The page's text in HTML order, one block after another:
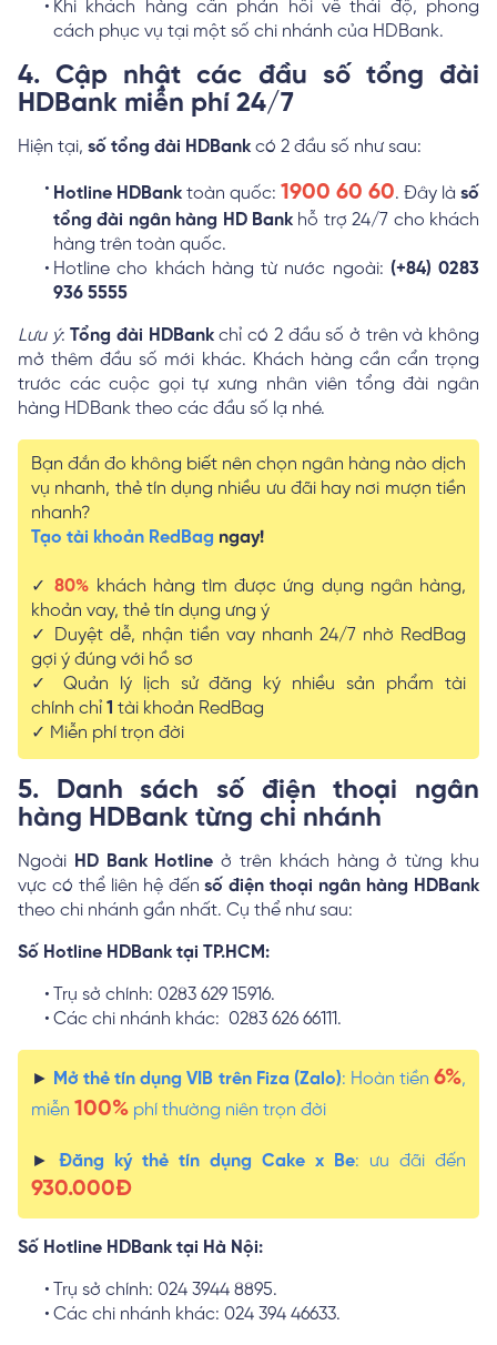
Khi khách hàng cần phản hồi về thái độ, phong
cách phục vụ tại một số chi nhánh của HDBank.
4. Cập nhật các đầu số tổng đài
HDBank miễn phí 24/7
Hiện tại, số tổng đài HDBank có 2 đầu số như sau:
Hotline HDBank toàn quốc: 1900 60 60. Đây là số
tổng đài ngân hàng HD Bank hỗ trợ 24/7 cho khách
hàng trên toàn quốc.
Hotline cho khách hàng từ nước ngoài: (+84) 0283
936 5555
Lưu ý:Tổng đài HDBankchỉ có 2 đầu số ở trên và không
mở thêm đầu số mới khác. Khách hàng cần cẩn trọng
trước các cuộc gọi tự xưng nhân viên tổng đài ngân
hàng HDBank theo các đầu số lạ nhé.
Bạn đắn đo không biết nên chọn ngân hàng nào dịch
vụ nhanh, thẻ tín dụng nhiều ưu đãi hay nơi mượn tiền
nhanh?
Tạo tài khoản RedBag ngay!
✓80% khách hàng tìm được ứng dụng ngân hàng,
khoản vay, thẻ tín dụng ưng ý
✓ Duyệt dễ, nhận tiền vay nhanh 24/7 nhờ RedBag
gợi ý đúng với hồ sơ
✓ Quản lý lịch sử đăng ký nhiều sản phẩm tài
chính chỉ 1 tài khoản RedBag
✓ Miễn phí trọn đời
5. Danh sách số điện thoại ngân
hàng HDBank từng chi nhánh
Ngoài HD Bank Hotline ở trên khách hàng ở từng khu
vực có thể liên hệ đếnsố điện thoại ngân hàng HDBank
theo chi nhánh gần nhất. Cụ thể như sau:
Số Hotline HDBank tại TP.HCM:
Trụ sở chính: 0283 629 15916.
Các chi nhánh khác: 0283 626 66111.
► Mở thẻ tín dụng VIB trên Fiza (Zalo): Hoàn tiền6%,
miễn 100% phí thường niên trọn đời
► Đăng ký thẻ tín dụng Cake x Be: ưu đãi đến
930.000Đ
Số Hotline HDBank tại Hà Nội:
Trụ sở chính: 024 3944 8895.
Các chi nhánh khác: 024 394 46633.